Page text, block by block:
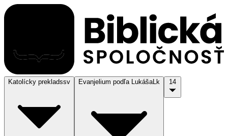
Katolícky prekladssv Evanjelium podľa LukášaLk